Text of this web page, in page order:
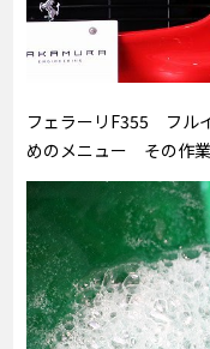
フェラーリF355 フル
めのメニュー その作